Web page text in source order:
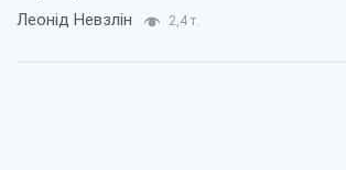
Леонід Невзлін 2,4 т.